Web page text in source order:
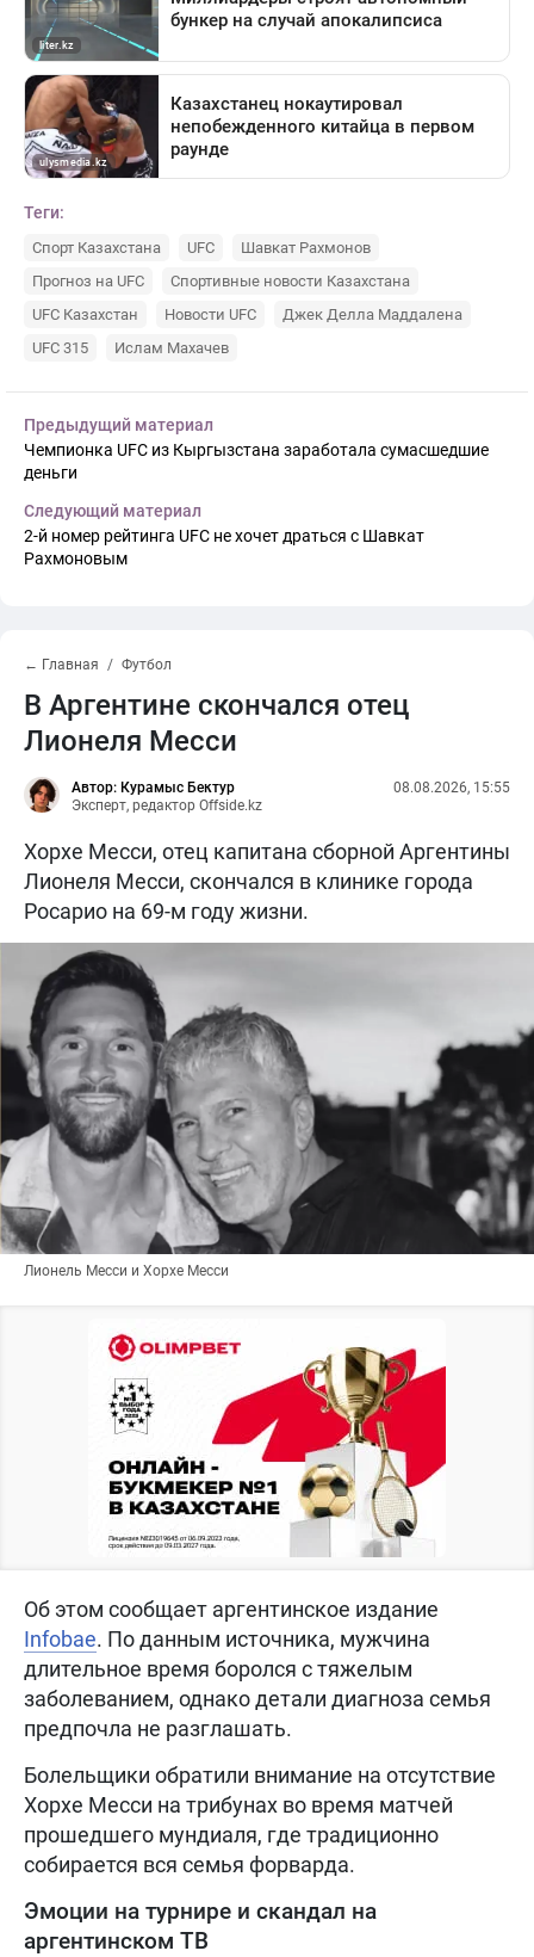
Теги:
Спорт Казахстана UFC
Шавкат Рахмонов
Прогноз на UFC
Спортивные новости Казахстана
UFC Казахстан
Новости UFC
Джек Делла Маддалена
UFC 315
Ислам Махачев
Предыдущий материал
Чемпионка UFC из Кыргызстана заработала сумасшедшие
деньги
Следующий материал
2-й номер рейтинга UFC не хочет драться с Шавкат
Рахмоновым
← Главная Футбол
В Аргентине скончался отец
Лионеля Месси
Автор: Курамыс Бектур
Эксперт, редактор Offside.kz
08.08.2026, 15:55
Хорхе Месси, отец капитана сборной Аргентины
Лионеля Месси, скончался в клинике города
Росарио на 69-м году жизни.
Лионель Месси и Хорхе Месси
Об этом сообщает аргентинское издание
Infobae. По данным источника, мужчина
длительное время боролся с тяжелым
заболеванием, однако детали диагноза семья
предпочла не разглашать.
Болельщики обратили внимание на отсутствие
Хорхе Месси на трибунах во время матчей
прошедшего мундиаля, где традиционно
собирается вся семья форварда.
Эмоции на турнире и скандал на
аргентинском ТВ